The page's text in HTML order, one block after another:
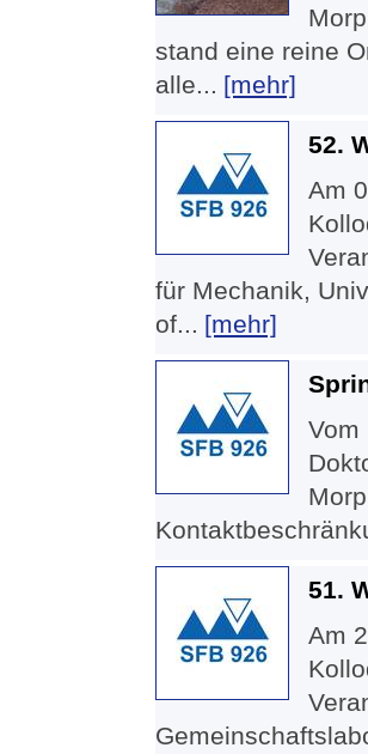
stand eine reine
alle... [mehr]
52.
Am
für Mechanik,
of... [mehr]
Vom
51.
Am